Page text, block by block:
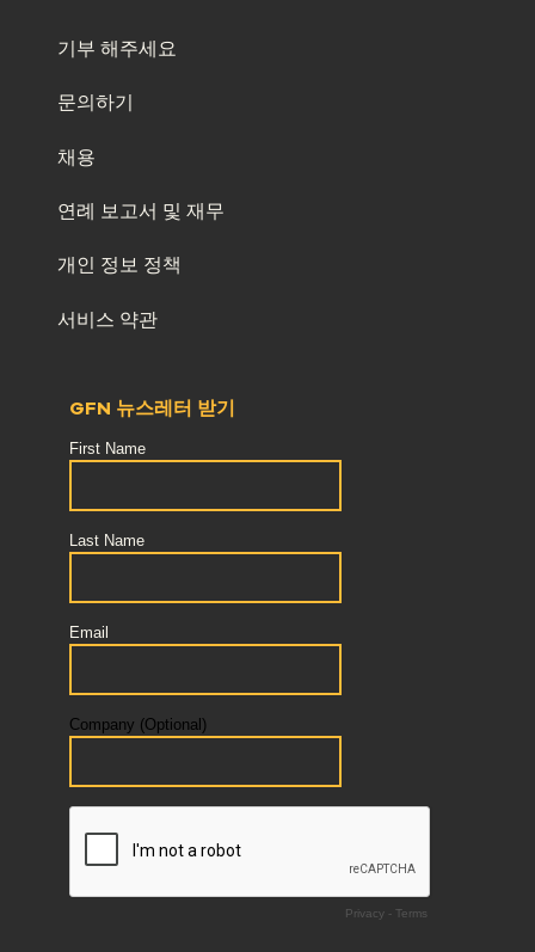
기부 해주세요
문의하기
채용
연례 보고서 및 재무
개인 정보 정책
서비스 약관
GFN 뉴스레터 받기